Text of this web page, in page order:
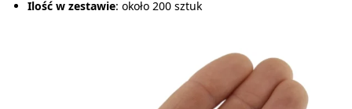
Ilość w zestawie: około 200 sztuk